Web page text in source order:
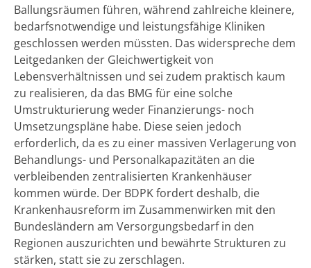
Ballungsräumen führen, während zahlreiche kleinere,
bedarfsnotwendige und leistungsfähige Kliniken
geschlossen werden müssten. Das widerspreche dem
Leitgedanken der Gleichwertigkeit von
Lebensverhältnissen und sei zudem praktisch kaum
zu realisieren, da das BMG für eine solche
Umstrukturierung weder Finanzierungs- noch
Umsetzungspläne habe. Diese seien jedoch
erforderlich, da es zu einer massiven Verlagerung von
Behandlungs- und Personalkapazitäten an die
verbleibenden zentralisierten Krankenhäuser
kommen würde. Der BDPK fordert deshalb, die
Krankenhausreform im Zusammenwirken mit den
Bundesländern am Versorgungsbedarf in den
Regionen auszurichten und bewährte Strukturen zu
stärken, statt sie zu zerschlagen.